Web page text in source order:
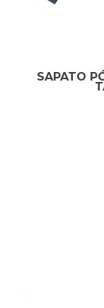
SAPATO